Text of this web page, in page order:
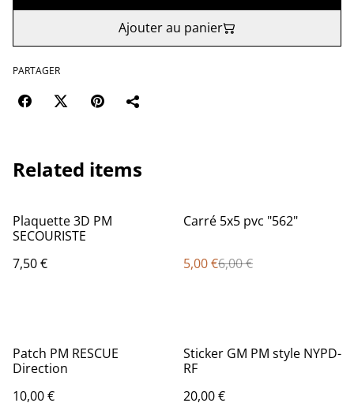
Ajouter au panier
PARTAGER
Related items
Plaquette 3D PM
SECOURISTE
7,50 €
%
Carré 5x5 pvc "562"
5,00 €6,00 €
Patch PM RESCUE
Direction
10,00 €
Sticker GM PM style NYPD-
RF
20,00 €